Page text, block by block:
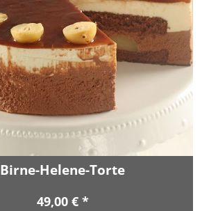
Birne-Helene-Torte
49,00 € *